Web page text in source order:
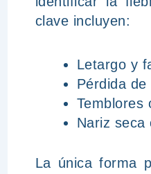
clave incluyen:
Letargo y
Pérdida de
Temblores
Nariz seca
La única forma